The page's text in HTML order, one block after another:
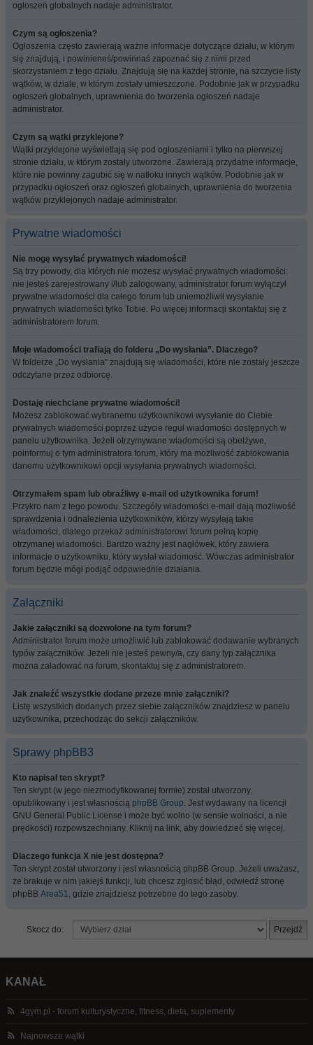
ogłoszeń globalnych nadaje administrator.
Czym są ogłoszenia?
Ogłoszenia często zawierają ważne informacje dotyczące działu, w którym
się znajdują, i powinieneś/powinnaś zapoznać się z nimi przed
skorzystaniem z tego działu. Znajdują się na każdej stronie, na szczycie listy
wątków, w dziale, w którym zostały umieszczone. Podobnie jak w przypadku
ogłoszeń globalnych, uprawnienia do tworzenia ogłoszeń nadaje
administrator.
Czym są wątki przyklejone?
Wątki przyklejone wyświetlają się pod ogłoszeniami i tylko na pierwszej
stronie działu, w którym zostały utworzone. Zawierają przydatne informacje,
które nie powinny zagubić się w natłoku innych wątków. Podobnie jak w
przypadku ogłoszeń oraz ogłoszeń globalnych, uprawnienia do tworzenia
wątków przyklejonych nadaje administrator.
Prywatne wiadomości
Nie mogę wysyłać prywatnych wiadomości!
Są trzy powody, dla których nie możesz wysyłać prywatnych wiadomości:
nie jesteś zarejestrowany i/lub zalogowany, administrator forum wyłączył
prywatne wiadomości dla całego forum lub uniemożliwił wysyłanie
prywatnych wiadomości tylko Tobie. Po więcej informacji skontaktuj się z
administratorem forum.
Moje wiadomości trafiają do folderu „Do wysłania”. Dlaczego?
W folderze „Do wysłania” znajdują się wiadomości, które nie zostały jeszcze
odczytane przez odbiorcę.
Dostaję niechciane prywatne wiadomości!
Możesz zablokować wybranemu użytkownikowi wysyłanie do Ciebie
prywatnych wiadomości poprzez użycie reguł wiadomości dostępnych w
panelu użytkownika. Jeżeli otrzymywane wiadomości są obelżywe,
poinformuj o tym administratora forum, który ma możliwość zablokowania
danemu użytkownikowi opcji wysyłania prywatnych wiadomości.
Otrzymałem spam lub obraźliwy e-mail od użytkownika forum!
Przykro nam z tego powodu. Szczegóły wiadomości e-mail dają możliwość
sprawdzenia i odnalezienia użytkowników, którzy wysyłają takie
wiadomości, dlatego przekaż administratorowi forum pełną kopię
otrzymanej wiadomości. Bardzo ważny jest nagłówek, który zawiera
informacje o użytkowniku, który wysłał wiadomość. Wówczas administrator
forum będzie mógł podjąć odpowiednie działania.
Załączniki
Jakie załączniki są dozwolone na tym forum?
Administrator forum może umożliwić lub zablokować dodawanie wybranych
typów załączników. Jeżeli nie jesteś pewny/a, czy dany typ załącznika
można załadować na forum, skontaktuj się z administratorem.
Jak znaleźć wszystkie dodane przeze mnie załączniki?
Listę wszystkich dodanych przez siebie załączników znajdziesz w panelu
użytkownika, przechodząc do sekcji załączników.
Sprawy phpBB3
Kto napisał ten skrypt?
Ten skrypt (w jego niezmodyfikowanej formie) został utworzony,
opublikowany i jest własnością phpBB Group. Jest wydawany na licencji
GNU General Public License i może być wolno (w sensie wolności, a nie
prędkości) rozpowszechniany. Kliknij na link, aby dowiedzieć się więcej.
Dlaczego funkcja X nie jest dostępna?
Ten skrypt został utworzony i jest własnością phpBB Group. Jeżeli uważasz,
że brakuje w nim jakiejś funkcji, lub chcesz zgłosić błąd, odwiedź stronę
phpBB Area51, gdzie znajdziesz potrzebne do tego zasoby.
Skocz do:
KANAŁ
4gym.pl - forum kulturystyczne, fitness, dieta, suplementy
Najnowsze wątki